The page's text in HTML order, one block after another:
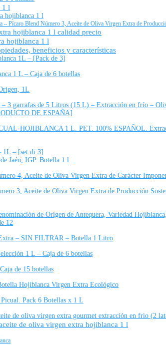
1 l
hojiblanca 1 l
– Pícaro Blend Número 3, Aceite de Oliva Virgen Extra de
hojiblanca 1 l calidad precio
hojiblanca 1 l
beneficios y características
1L – [Pack de 3]
1 L – Caja de 6 botellas
1L
3 garrafas de 5 Litros (15 L) – Extracción en frío –
DE ESPAÑA]
HOJIBLANCA 1 L. PET. 100% ESPAÑOL.
1L – [set di 3]
Jaén, IGP. Botella 1 l
4, Aceite de Oliva Virgen Extra de Carácter
3, Aceite de Oliva Virgen Extra de Producción
de Origen de Antequera, Variedad
12
– SIN FILTRAR – Botella 1 Litro
1 L – Caja de 6 botellas
de 15 botellas
Hojiblanca Virgen Extra Ecológico
Pack 6 Botellas x 1 L
de oliva virgen extra gourmet extracción en frio (2
de oliva virgen extra hojiblanca 1 l